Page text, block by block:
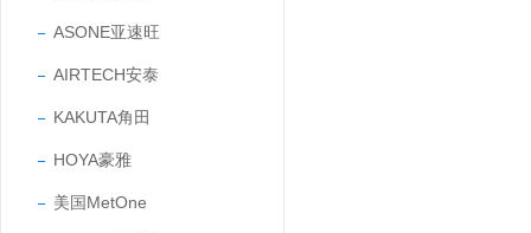
ASONE亚速旺
AIRTECH安泰
KAKUTA角田
HOYA豪雅
美国MetOne